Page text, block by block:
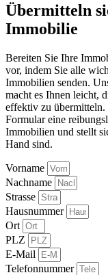
Übermitteln
Immobilie
Bereiten Sie Ihre
vor, indem Sie alle
Immobilien senden.
macht es Ihnen leicht,
effektiv zu
Formular eine
Immobilien und stellt
Hand sind.
Vorname
Nachname
Strasse
Hausnummer
Ort
PLZ
E-Mail
Telefonnummer